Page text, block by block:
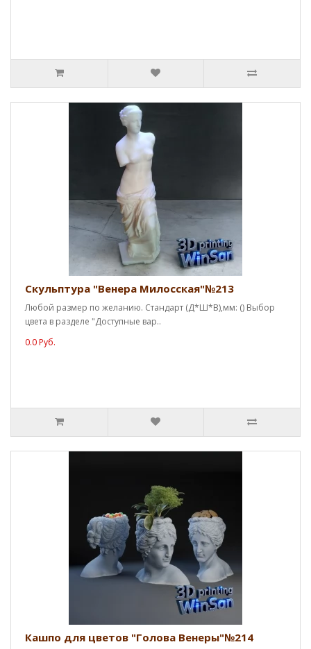
Скульптура "Венера Милосская"№213
Любой размер по желанию. Стандарт (Д*Ш*В),мм: () Выбор
цвета в разделе "Доступные вар..
0.0 Руб.
Кашпо для цветов "Голова Венеры"№214